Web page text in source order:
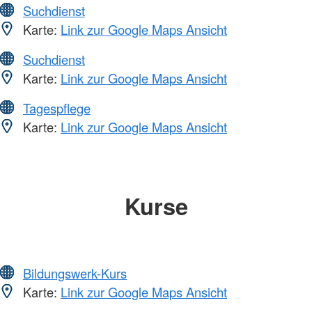
Suchdienst
Karte: Link zur Google Maps Ansicht
Suchdienst
Karte: Link zur Google Maps Ansicht
Tagespflege
Karte: Link zur Google Maps Ansicht
Kurse
Bildungswerk-Kurs
Karte: Link zur Google Maps Ansicht